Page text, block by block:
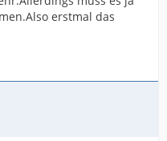
erstmal das